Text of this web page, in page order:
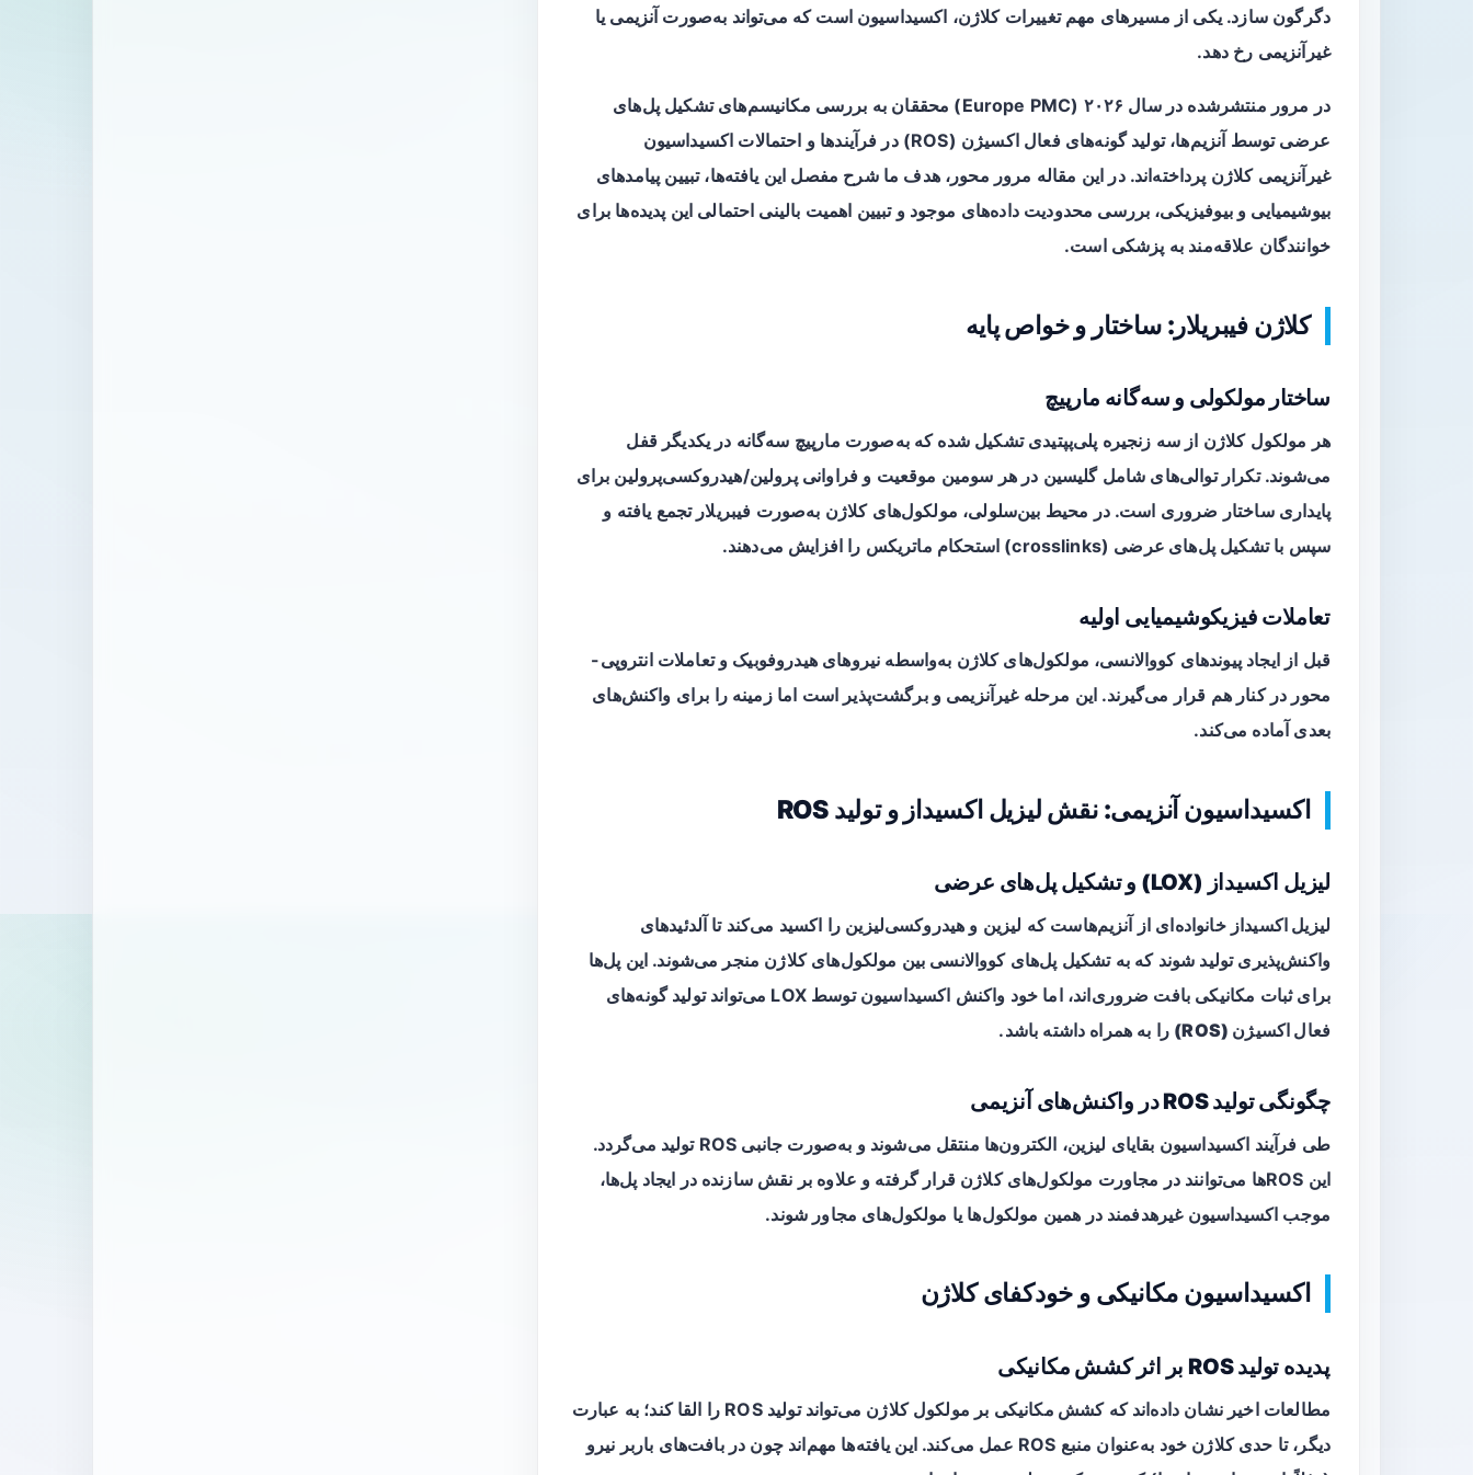
دگرگون سازد. یکی از مسیرهای مهم تغییرات کلاژن، اکسیداسیون است که می‌تواند به‌صورت آنزیمی یا
غیرآنزیمی رخ دهد.
در مرور منتشرشده در سال ۲۰۲۶ (Europe PMC) محققان به بررسی مکانیسم‌های تشکیل پل‌های
عرضی توسط آنزیم‌ها، تولید گونه‌های فعال اکسیژن (ROS) در فرآیندها و احتمالات اکسیداسیون
غیرآنزیمی کلاژن پرداخته‌اند. در این مقاله مرور محور، هدف ما شرح مفصل این یافته‌ها، تبیین پیامدهای
بیوشیمیایی و بیوفیزیکی، بررسی محدودیت داده‌های موجود و تبیین اهمیت بالینی احتمالی این پدیده‌ها برای
خوانندگان علاقه‌مند به پزشکی است.
کلاژن فیبریلار: ساختار و خواص پایه
ساختار مولکولی و سه‌گانه مارپیچ
هر مولکول کلاژن از سه زنجیره پلی‌پپتیدی تشکیل شده که به‌صورت مارپیچ سه‌گانه در یکدیگر قفل
می‌شوند. تکرار توالی‌های شامل گلیسین در هر سومین موقعیت و فراوانی پرولین/هیدروکسی‌پرولین برای
پایداری ساختار ضروری است. در محیط بین‌سلولی، مولکول‌های کلاژن به‌صورت فیبریلار تجمع یافته و
سپس با تشکیلپل‌های عرضی (crosslinks) استحکام ماتریکس را افزایش می‌دهند.
تعاملات فیزیکوشیمیایی اولیه
قبل از ایجاد پیوندهای کووالانسی، مولکول‌های کلاژن به‌واسطه نیروهای هیدروفوبیک و تعاملات انتروپی-
محور در کنار هم قرار می‌گیرند. این مرحله غیرآنزیمی و برگشت‌پذیر است اما زمینه را برای واکنش‌های
بعدی آماده می‌کند.
اکسیداسیون آنزیمی: نقش لیزیل اکسیداز و تولید ROS
لیزیل اکسیداز (LOX) و تشکیل پل‌های عرضی
لیزیل اکسیداز خانواده‌ای از آنزیم‌هاست که لیزین و هیدروکسی‌لیزین را اکسید می‌کند تا آلدئیدهای
واکنش‌پذیری تولید شوند که به تشکیل پل‌های کووالانسی بین مولکول‌های کلاژن منجر می‌شوند. این پل‌ها
برای ثبات مکانیکی بافت ضروری‌اند، اما خود واکنش اکسیداسیون توسط LOX می‌تواند تولید
گونه‌های
فعال اکسیژن (ROS)
را به همراه داشته باشد.
چگونگی تولید ROS در واکنش‌های آنزیمی
طی فرآیند اکسیداسیون بقایای لیزین، الکترون‌ها منتقل می‌شوند و به‌صورت جانبی ROS تولید می‌گردد.
این ROS‌ها می‌توانند در مجاورت مولکول‌های کلاژن قرار گرفته و علاوه بر نقش سازنده در ایجاد پل‌ها،
موجب اکسیداسیون غیرهدفمند در همین مولکول‌ها یا مولکول‌های مجاور شوند.
اکسیداسیون مکانیکی و خودکفای کلاژن
پدیده تولید ROS بر اثر کشش مکانیکی
مطالعات اخیر نشان داده‌اند کهکشش مکانیکی
بر مولکول کلاژن می‌تواند تولید ROS را القا کند؛ به عبارت
دیگر، تا حدی کلاژن خود به‌عنوان منبع ROS عمل می‌کند. این یافته‌ها مهم‌اند چون در بافت‌های باربر نیرو